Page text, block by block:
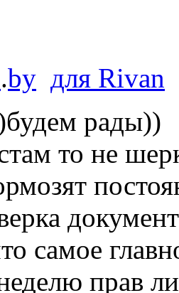
.by для Rivan
рады))
то не
самое
прав